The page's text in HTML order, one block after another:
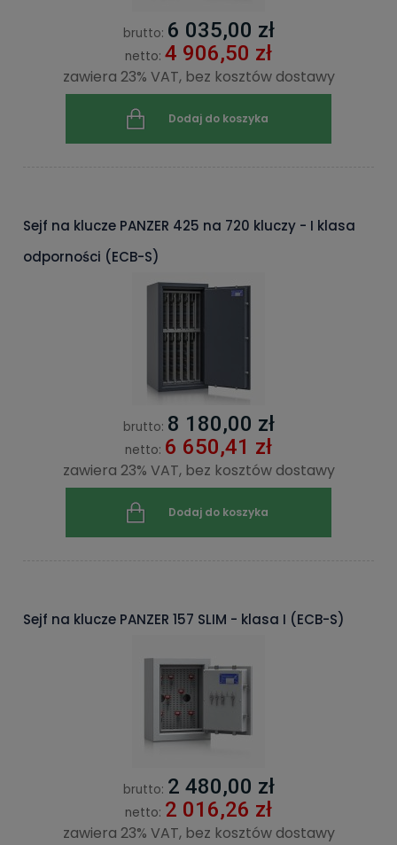
brutto: 6 035,00 zł
netto: 4 906,50 zł
zawiera 23% VAT, bez kosztów dostawy
Dodaj do koszyka
Sejf na klucze PANZER 425 na 720 kluczy - I klasa
odporności (ECB-S)
brutto: 8 180,00 zł
netto: 6 650,41 zł
zawiera 23% VAT, bez kosztów dostawy
Dodaj do koszyka
Sejf na klucze PANZER 157 SLIM - klasa I (ECB-S)
brutto: 2 480,00 zł
netto: 2 016,26 zł
zawiera 23% VAT, bez kosztów dostawy